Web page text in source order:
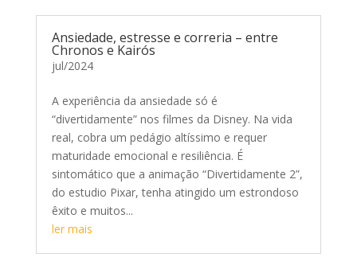
Ansiedade, estresse e correria – entre
Chronos e Kairós
jul/2024
A experiência da ansiedade só é
“divertidamente” nos filmes da Disney. Na vida
real, cobra um pedágio altíssimo e requer
maturidade emocional e resiliência. É
sintomático que a animação “Divertidamente 2”,
do estudio Pixar, tenha atingido um estrondoso
êxito e muitos...
ler mais